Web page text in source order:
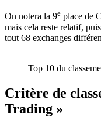
On notera la 9e place de
mais cela reste relatif,
tout 68 exchanges
Top 10 du
Critère de
Trading »